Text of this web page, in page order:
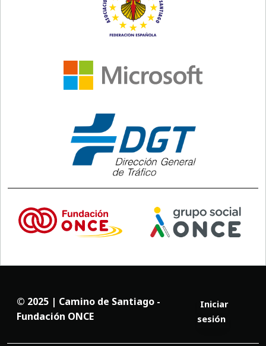
© 2025 | Camino de Santiago -
Fundación ONCE
Iniciar
sesión